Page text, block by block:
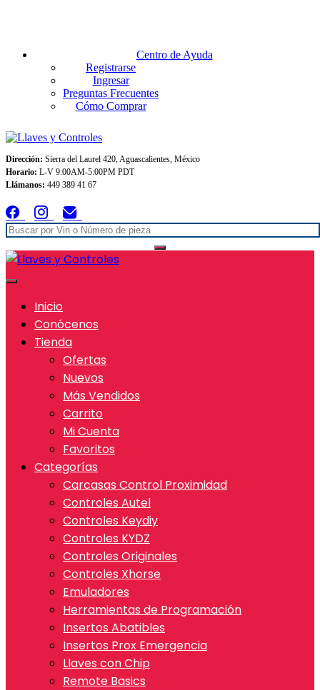
Centro de Ayuda
Registrarse
Ingresar
Preguntas Frecuentes
Cómo Comprar
Dirección: Sierra del Laurel 420, Aguascalientes, México
Horario: L-V 9:00AM-5:00PM PDT
Llámanos: 449 389 41 67
Inicio
Conócenos
Tienda
Ofertas
Nuevos
Más Vendidos
Carrito
Mi Cuenta
Favoritos
Categorías
Carcasas Control Proximidad
Controles Autel
Controles Keydiy
Controles KYDZ
Controles Originales
Controles Xhorse
Emuladores
Herramientas de Programación
Insertos Abatibles
Insertos Prox Emergencia
Llaves con Chip
Remote Basics